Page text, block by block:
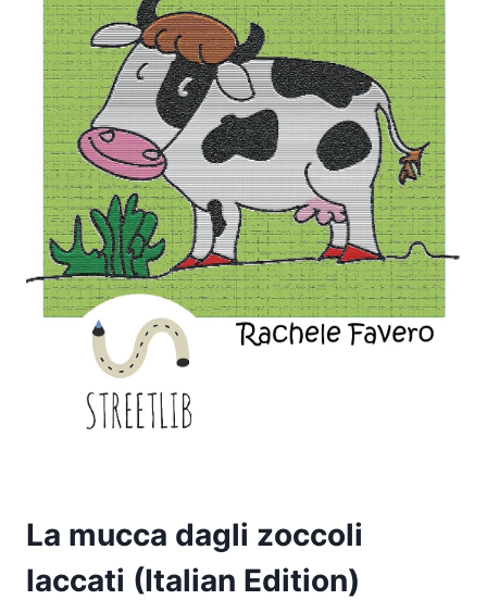
La mucca dagli zoccoli
laccati (Italian Edition)